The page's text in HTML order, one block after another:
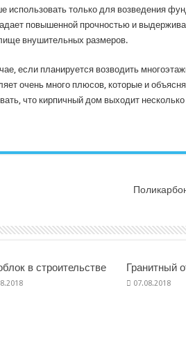
использовать только для возведения
повышенной прочностью и
внушительных размеров.
если планируется возводить
очень много плюсов, которые и
что кирпичный дом выходит
в строительстве Гранитный
07.08.2018